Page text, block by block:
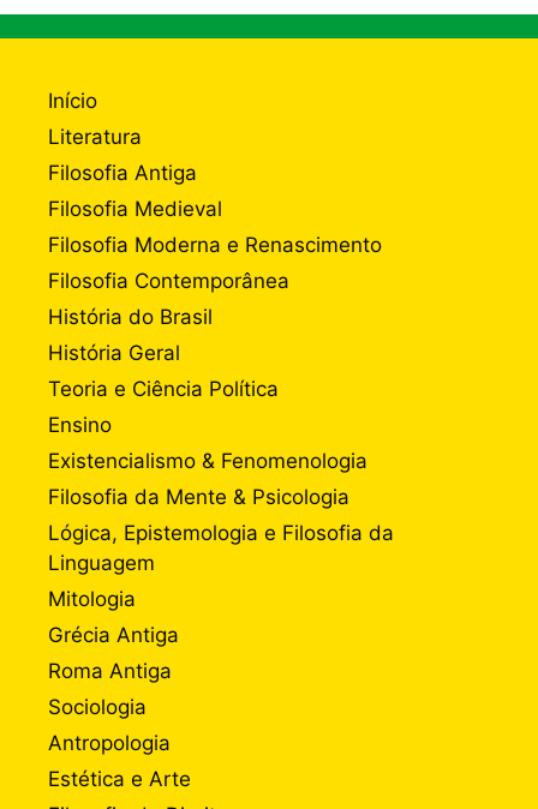
Início
Literatura
Filosofia Antiga
Filosofia Medieval
Filosofia Moderna e Renascimento
Filosofia Contemporânea
História do Brasil
História Geral
Teoria e Ciência Política
Ensino
Existencialismo & Fenomenologia
Filosofia da Mente & Psicologia
Lógica, Epistemologia e Filosofia da
Linguagem
Mitologia
Grécia Antiga
Roma Antiga
Sociologia
Antropologia
Estética e Arte